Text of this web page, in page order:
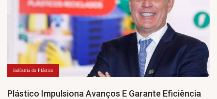
Indústria do Plástico
Plástico Impulsiona Avanços E Garante Eficiência